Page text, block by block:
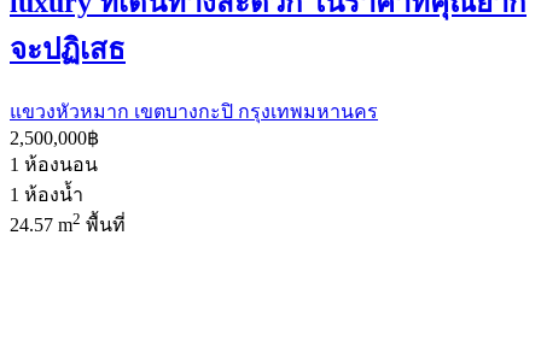
จะปฏิเสธ
แขวงหัวหมาก เขตบางกะปิ กรุงเทพมหานคร
2,500,000฿
1 ห้องนอน
1 ห้องน้ำ
24.57 m2 พื้นที่